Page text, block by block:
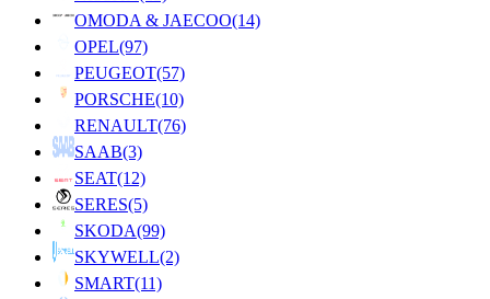
OMODA & JAECOO(14)
OPEL(97)
PEUGEOT(57)
PORSCHE(10)
RENAULT(76)
SAAB(3)
SEAT(12)
SERES(5)
SKODA(99)
SKYWELL(2)
SMART(11)